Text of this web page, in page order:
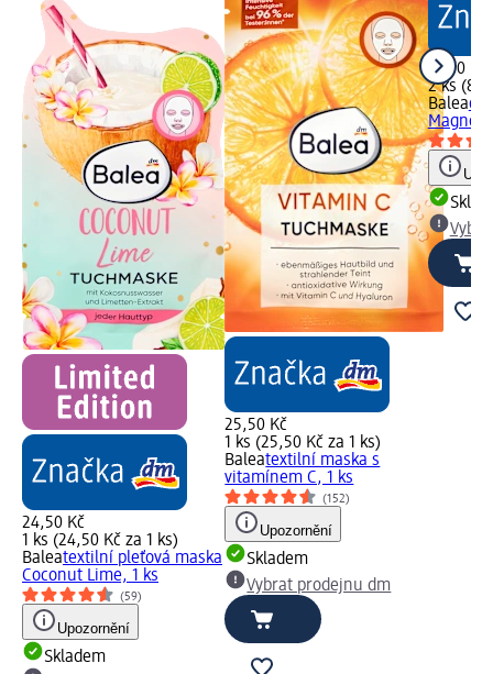
24,50 Kč
1 ks (24,50 Kč za 1 ks)
Baleatextilní pleťová maska
Coconut Lime, 1 ks
(59)
Upozornění
Skladem
25,50 Kč
1 ks (25,50 Kč za 1 ks)
Baleatextilní maska s
vitamínem C, 1 ks
(152)
Upozornění
Skladem
Vybrat prodejnu dm
17,50 Kč
2 ks
Balea